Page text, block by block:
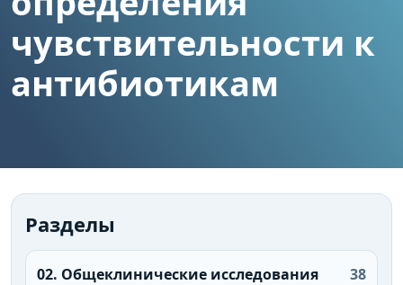
чувствительности к
антибиотикам
Разделы
02. Общеклинические исследования 38